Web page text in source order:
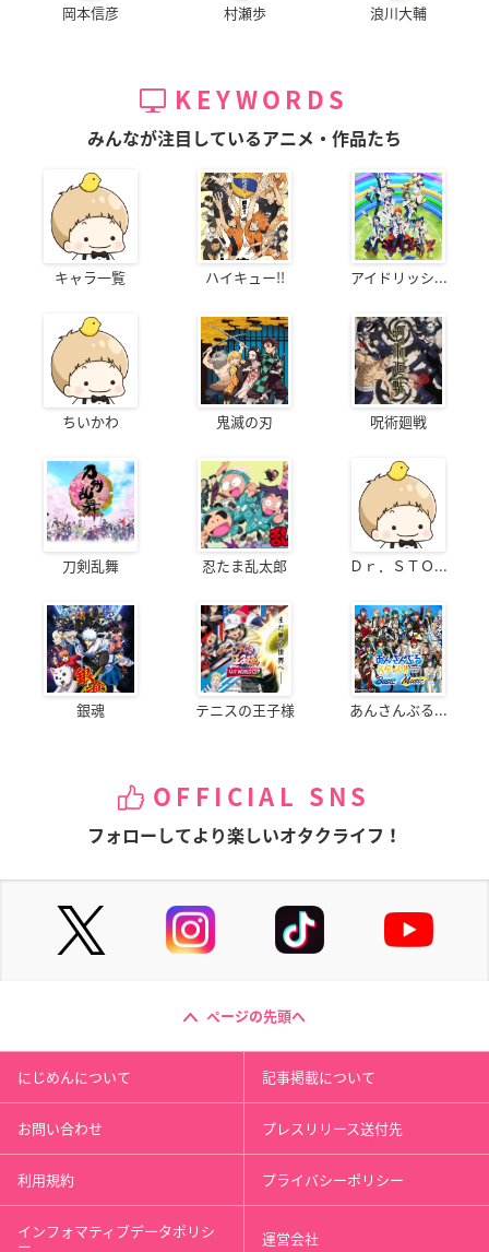
岡本信彦 村瀬歩 浪川大輔
KEYWORDS
みんなが注目しているアニメ・作品たち
キャラ一覧 ハイキュー!! アイドリッシ...
ちいかわ 鬼滅の刃 呪術廻戦
刀剣乱舞 忍たま乱太郎 Ｄｒ．ＳＴＯ...
銀魂 テニスの王子様 あんさんぶる...
OFFICIAL SNS
フォローしてより楽しいオタクライフ！
ページの先頭へ
にじめんについて 記事掲載について
お問い合わせ プレスリリース送付先
利用規約 プライバシーポリシー
インフォマティブデータポリシ
ー 運営会社